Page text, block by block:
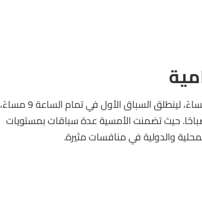
بدأت الفعاليات بفتح البوابات عند الساعة 8 مساءً، لينطلق السباق الأول في تمام الساعة 9 مساءً،
استمرت السباقات حتى الساعة 12:30 صباحًا. حيث تضمنت الأمسية عدة سباقات بمستويات
والدولية في منافسات مثيرة.